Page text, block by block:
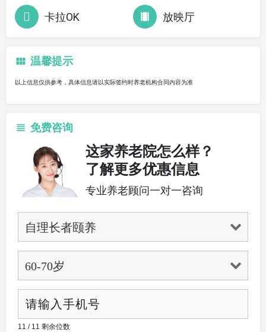
卡拉OK 放映厅
温馨提示
以上信息仅供参考，具体信息请以实际签约时养老机构合同内容为准
免费咨询
这家养老院怎么样？
了解更多优惠信息
专业养老顾问一对一咨询
11 / 11 剩余位数